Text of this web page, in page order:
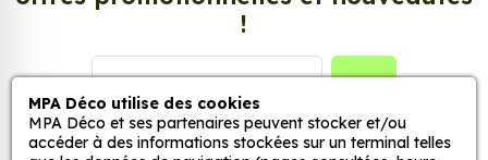
les goûts sont permis. Sélectionnez la couleur qui
ira de pair avec l’endroit où votre sticker Thrasher
sera collé. MPAdeco vous propose également
différentes options : pochoirs, recto verso… pour
toujours plus vous contenter.
!
MPA Déco utilise des cookies
MPA Déco et ses partenaires peuvent stocker et/ou
accéder à des informations stockées sur un terminal telles